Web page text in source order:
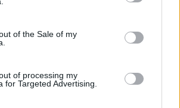
to Google and its third-party tags to
specified purposes in below Google
of the Sale of my
of processing my
for Targeted Advertising.